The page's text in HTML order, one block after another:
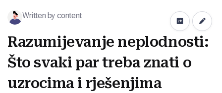
Written by content
Razumijevanje neplodnosti:
Što svaki par treba znati o
uzrocima i rješenjima